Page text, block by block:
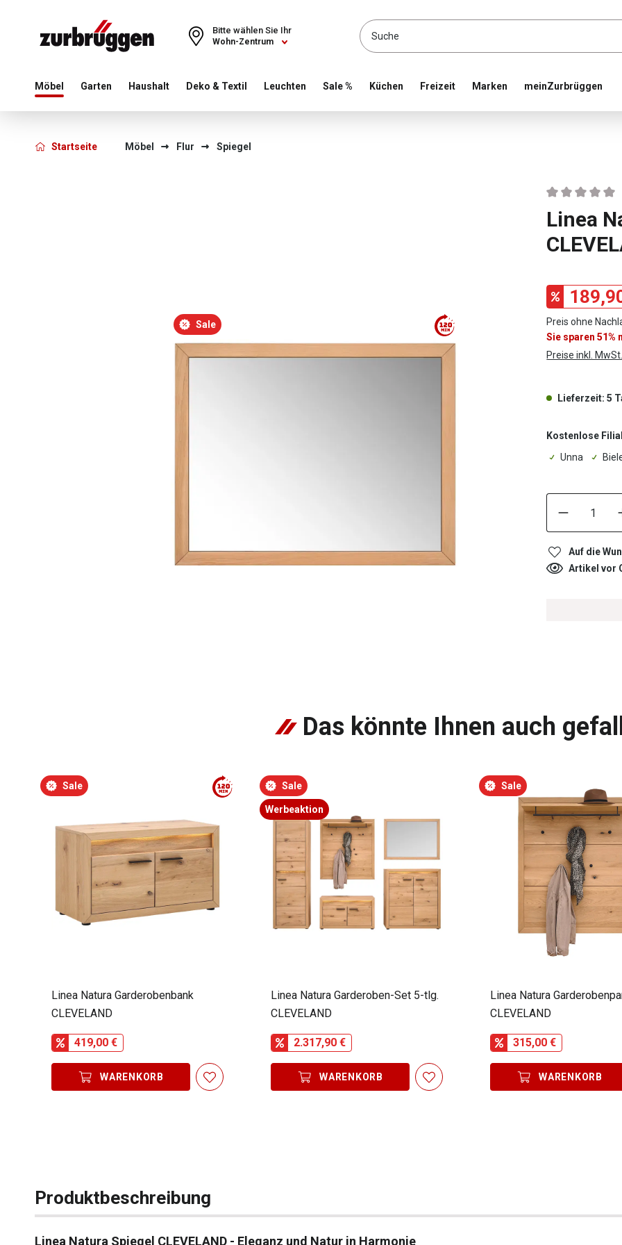
Choose a different country or region to see content for your location and shop online
Wohn-Zentrum
Bitte wählen Sie Ihr
Möbel Garten Haushalt Deko & Textil Leuchten Sale % Küchen Freizeit Marken meinZurbrüggen
Startseite Möbel Flur Spiegel
Sale
Linea
Preis ohne
Sie sparen
Preise inkl.
Lieferzeit: 5
Kostenlose
Unna
Auf die
Artikel vor
Das könnte Ihnen auch
Sale
Linea Natura Garderobenbank
CLEVELAND
419,00 €
WARENKORB
Sale
Werbeaktion
Linea Natura Garderoben-Set 5-tlg.
CLEVELAND
2.317,90 €
WARENKORB
Sale
Linea Natura
CLEVELAND
315,00 €
WARENKORB
Produktbeschreibung
Linea Natura Spiegel CLEVELAND - Eleganz und Natur in Harmonie